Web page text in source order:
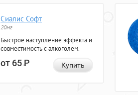
Сиалис Софт
20мг
Быстрое наступление эффекта и
совместимость с алкоголем.
от 65Р Купить